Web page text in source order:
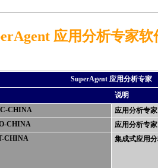
应用分析专家软
SuperAgent 应用分析专家
说明
CHINA
应用分析专
CHINA
应用分析专
CHINA
集成式应用